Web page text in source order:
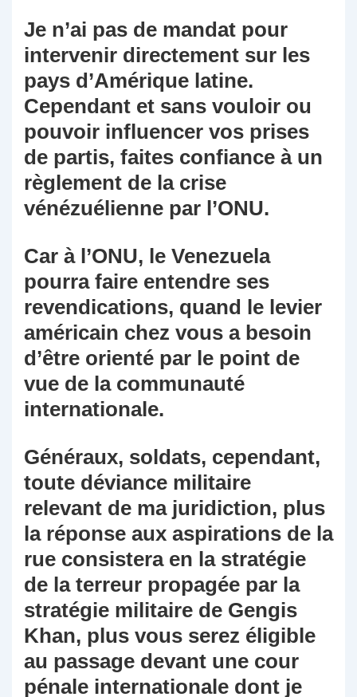
Je n’ai pas de mandat pour
intervenir directement sur les
pays d’Amérique latine.
Cependant et sans vouloir ou
pouvoir influencer vos prises
de partis, faites confiance à un
règlement de la crise
vénézuélienne par l’ONU.
Car à l’ONU, le Venezuela
pourra faire entendre ses
revendications, quand le levier
américain chez vous a besoin
d’être orienté par le point de
vue de la communauté
internationale.
Généraux, soldats, cependant,
toute déviance militaire
relevant de ma juridiction, plus
la réponse aux aspirations de la
rue consistera en la stratégie
de la terreur propagée par la
stratégie militaire de Gengis
Khan, plus vous serez éligible
au passage devant une cour
pénale internationale dont je